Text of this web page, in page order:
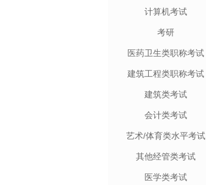
计算机考试
考研
医药卫生类职称考试
建筑工程类职称考试
建筑类考试
会计类考试
艺术/体育类水平考试
其他经管类考试
医学类考试